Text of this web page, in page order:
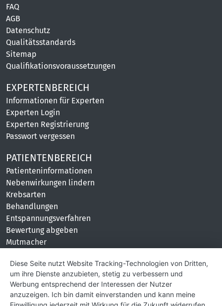
FAQ
AGB
Datenschutz
Qualitätsstandards
Sitemap
Qualifikationsvoraussetzungen
EXPERTENBEREICH
Informationen für Experten
Experten Login
Experten Registrierung
Passwort vergessen
PATIENTENBEREICH
Patienteninformationen
Nebenwirkungen lindern
Krebsarten
Behandlungen
Entspannungsverfahren
Bewertung abgeben
Mutmacher
KONTAKT
Impressum
Hilfe und Kontakt
Partner
Diese Seite nutzt Website Tracking-Technologien von Dritten,
um ihre Dienste anzubieten, stetig zu verbessern und
Werbung entsprechend der Interessen der Nutzer
anzuzeigen. Ich bin damit einverstanden und kann meine